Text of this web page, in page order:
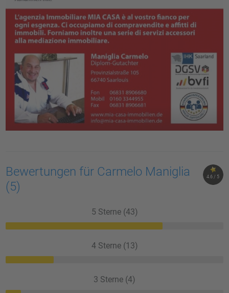
4.6 / 5
Bewertungen für Carmelo Maniglia
(5)
5 Sterne (43)
4 Sterne (13)
3 Sterne (4)